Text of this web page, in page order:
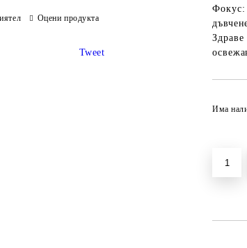
Здраве
Има
Оцени продукта
Tweet